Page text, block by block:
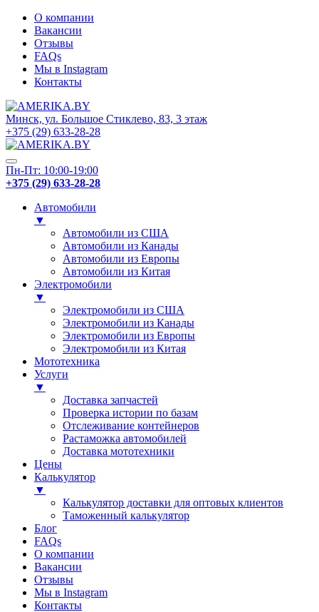
О компании
Вакансии
Отзывы
FAQs
Мы в Instagram
Контакты
Минск, ул. Большое Стиклево, 83, 3 этаж
+375 (29) 633-28-28
Пн-Пт: 10:00-19:00
+375 (29) 633-28-28
Автомобили
▼
Автомобили из США
Автомобили из Канады
Автомобили из Европы
Автомобили из Китая
Электромобили
▼
Электромобили из США
Электромобили из Канады
Электромобили из Европы
Электромобили из Китая
Мототехника
Услуги
▼
Доставка запчастей
Проверка истории по базам
Отслеживание контейнеров
Растаможка автомобилей
Доставка мототехники
Цены
Калькулятор
▼
Калькулятор доставки для оптовых клиентов
Таможенный калькулятор
Блог
FAQs
О компании
Вакансии
Отзывы
Мы в Instagram
Контакты